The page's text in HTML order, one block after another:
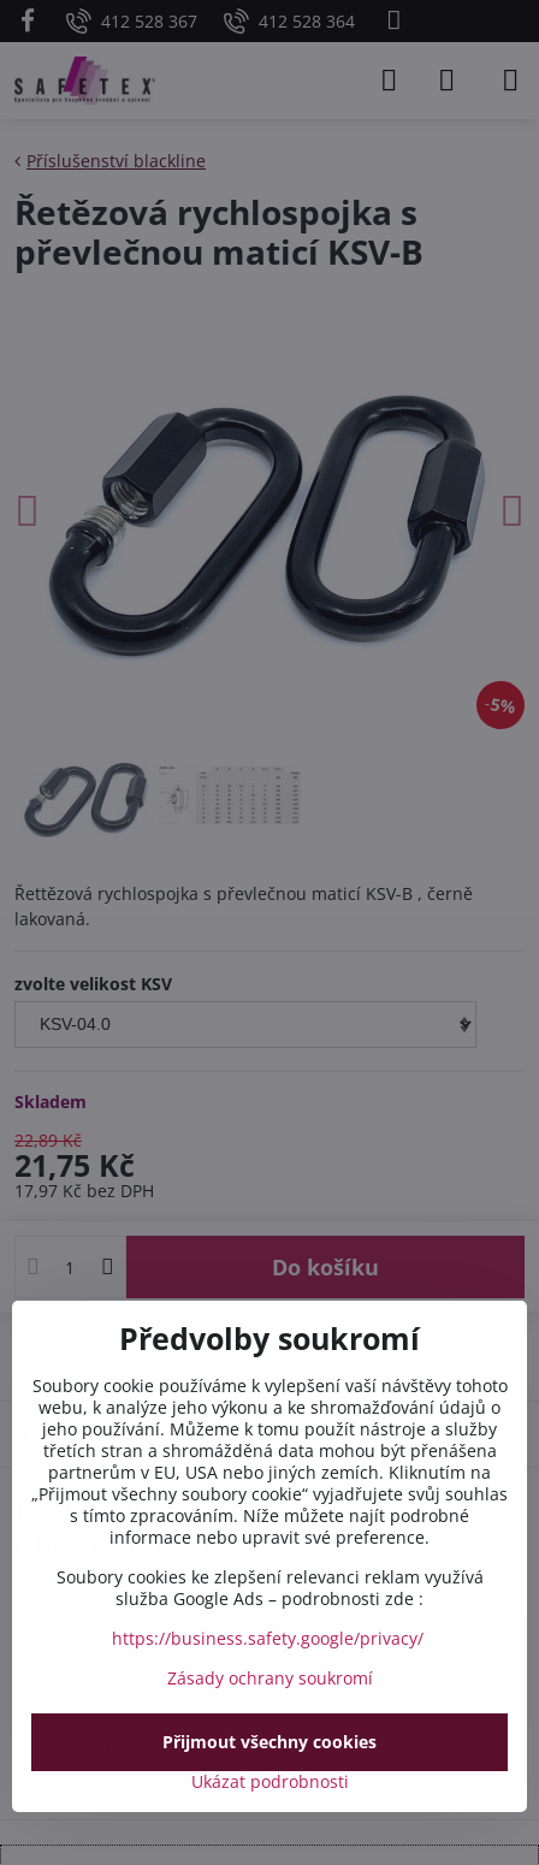
412 528 367 412 528 364
5%
Příslušenství blackline
Řetězová rychlospojka s
převlečnou maticí KSV-B
Řettězová rychlospojka s převlečnou maticí KSV-B , černě
lakovaná.
zvolte velikost KSV
Skladem
22,89 Kč
21,75 Kč
17,97 Kč bez DPH
Do košíku
Diskuse 0
Potřebujete poradit s
objednávkou?
Kontaktujte nás PO-PÁ 8:00 - 16:00:
+420 412 528 367
info​@safetex​.cz
Předvolby soukromí
Soubory cookie používáme k vylepšení vaší návštěvy tohoto
webu, k analýze jeho výkonu a ke shromažďování údajů o
jeho používání. Můžeme k tomu použít nástroje a služby
třetích stran a shromážděná data mohou být přenášena
partnerům v EU, USA nebo jiných zemích. Kliknutím na
„Přijmout všechny soubory cookie“ vyjadřujete svůj souhlas
s tímto zpracováním. Níže můžete najít podrobné
informace nebo upravit své preference.
Soubory cookies ke zlepšení relevanci reklam využívá
služba Google Ads – podrobnosti zde :
https://business.safety.google/privacy/
Zásady ochrany soukromí
Ukázat podrobnosti
Přijmout všechny cookies